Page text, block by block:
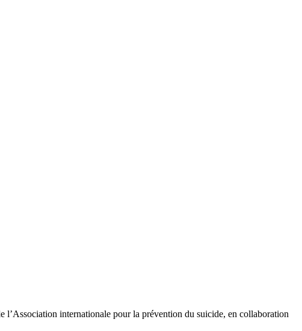
l’Association internationale pour la prévention du suicide, en collaboration